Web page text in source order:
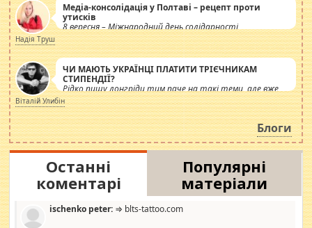
Медіа-консолідація у Полтаві – рецепт проти
утисків
8 вересня – Міжнародний день солідарності
журналістів.
Надія Труш
ЧИ МАЮТЬ УКРАЇНЦІ ПЛАТИТИ ТРІЄЧНИКАМ
СТИПЕНДІЇ?
Рідко пишу лонгріди тим паче на такі теми, але вже
просто дістало! Обурюють сьогоднішні інсенуації
навколо стипендіального питання. Штучно
роздувається ще одна соціальна катастрофа.
Віталій Улибін
Блоги
Останні
коментарі
Популярні
матеріали
ischenko peter: ⇒ blts-tattoo.com